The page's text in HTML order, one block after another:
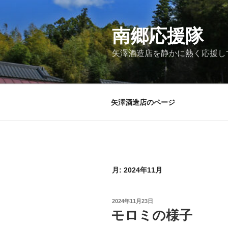
テ
ン
ツ
へ
ス
南郷応援隊
矢澤酒造店を静かに熱く応援し
矢澤酒造店のページ
月: 2024年11月
投
日:
2024年11月23日
モロミの様子